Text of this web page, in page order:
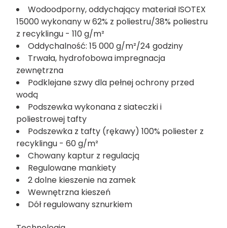
Wodoodporny, oddychający materiał ISOTEX
15000 wykonany w 62% z poliestru/38% poliestru
z recyklingu - 110 g/m²
Oddychalność: 15 000 g/m²/24 godziny
Trwała, hydrofobowa impregnacja
zewnętrzna
Podklejane szwy dla pełnej ochrony przed
wodą
Podszewka wykonana z siateczki i
poliestrowej tafty
Podszewka z tafty (rękawy) 100% poliester z
recyklingu - 60 g/m²
Chowany kaptur z regulacją
Regulowane mankiety
2 dolne kieszenie na zamek
Wewnętrzna kieszeń
Dół regulowany sznurkiem